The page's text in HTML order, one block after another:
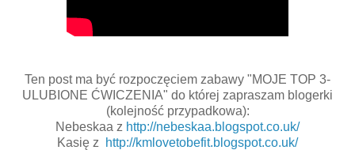
Ten post ma być rozpoczęciem zabawy "MOJE TOP 3-
ULUBIONE ĆWICZENIA" do której zapraszam blogerki
(kolejność przypadkowa):
Nebeskaa z http://nebeskaa.blogspot.co.uk/
Kasię z
http://kmlovetobefit.blogspot.co.uk/